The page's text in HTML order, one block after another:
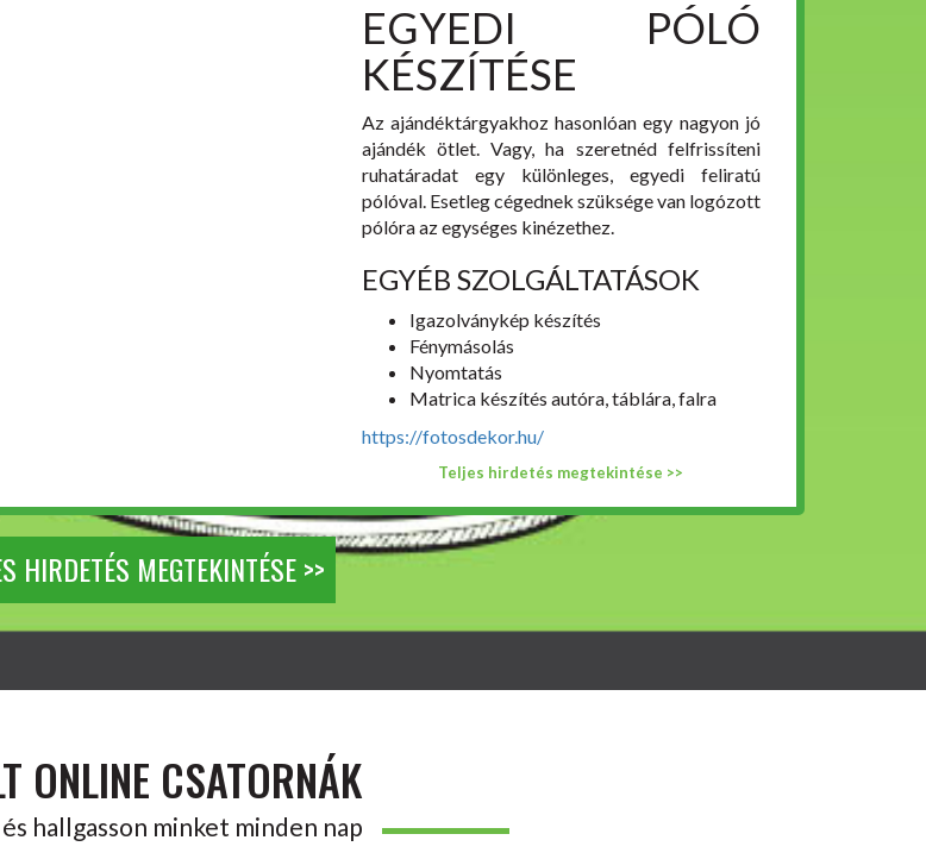
EGYEDI PÓLÓ
KÉSZÍTÉSE
Az ajándéktárgyakhoz hasonlóan egy nagyon jó
ajándék ötlet. Vagy, ha szeretnéd felfrissíteni
ruhatáradat egy különleges, egyedi feliratú
pólóval. Esetleg cégednek szüksége van logózott
pólóra az egységes kinézethez.
EGYÉB SZOLGÁLTATÁSOK
Igazolványkép készítés
Fénymásolás
Nyomtatás
Matrica készítés autóra, táblára, falra
https://fotosdekor.hu/
Teljes hirdetés megtekintése >>
HIRDETÉS MEGTEKINTÉSE >>
ONLINE CSATORNÁK
hallgasson minket minden nap